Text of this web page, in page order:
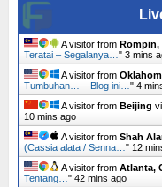
A visitor from Rompin,
Teratai – Segalanya… " 3 mins
A visitor from
Tumbuhan… – Blog ini… " 4
A visitor from Beijing
10 mins ago
A visitor from Shah
(Cassia alata / Senna… " 12
A visitor from Atlanta,
Tentang… " 42 mins ago